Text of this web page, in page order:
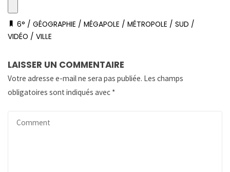
6° /GÉOGRAPHIE /MÉGAPOLE /MÉTROPOLE /SUD /
VIDÉO /VILLE
LAISSER UN COMMENTAIRE
Votre adresse e-mail ne sera pas publiée. Les champs
obligatoires sont indiqués avec *